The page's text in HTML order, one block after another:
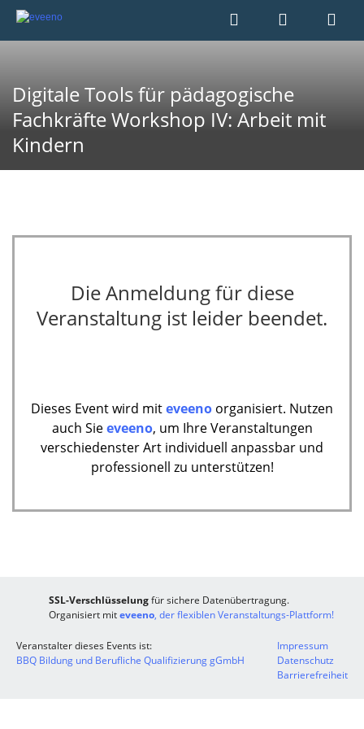
Digitale Tools für pädagogische
Fachkräfte Workshop IV: Arbeit mit
Kindern
Die Anmeldung für diese
Veranstaltung ist leider beendet.
Dieses Event wird miteveeno organisiert. Nutzen
auch Sieeveeno, um Ihre Veranstaltungen
verschiedenster Art individuell anpassbar und
professionell zu unterstützen!
SSL-Verschlüsselungfür sichere Datenübertragung.
Organisiert miteveeno, der flexiblen Veranstaltungs-Plattform!
Veranstalter dieses Events ist:
BBQ Bildung und Berufliche Qualifizierung gGmbH
Impressum
Datenschutz
Barrierefreiheit